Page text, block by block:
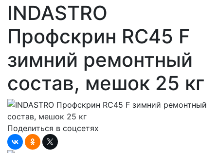
INDASTRO
Профскрин RC45 F
зимний ремонтный
состав, мешок 25 кг
Поделиться в соцсетях